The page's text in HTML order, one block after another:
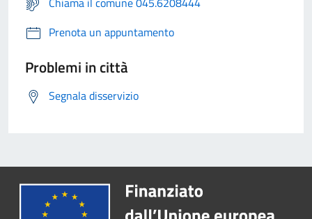
Prenota un appuntamento
Problemi in città
Segnala disservizio